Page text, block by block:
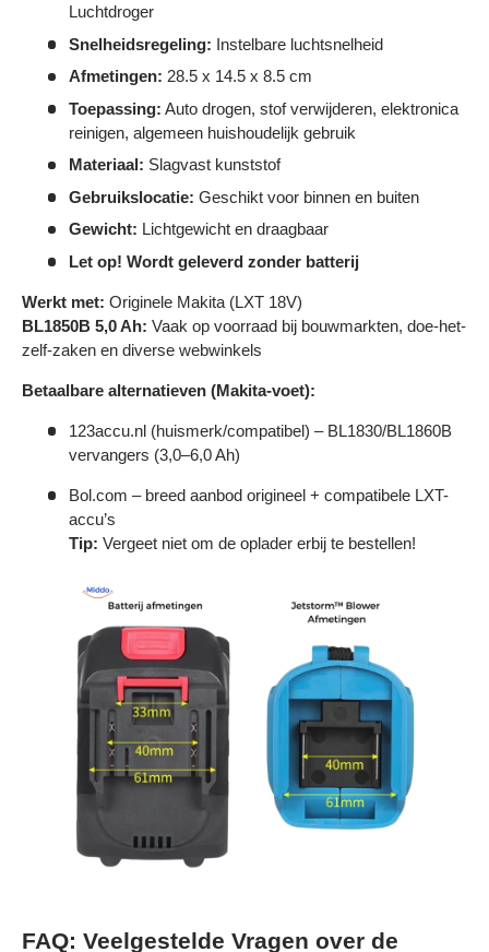
Luchtdroger
Snelheidsregeling: Instelbare luchtsnelheid
Afmetingen: 28.5 x 14.5 x 8.5 cm
Toepassing: Auto drogen, stof verwijderen, elektronica
reinigen, algemeen huishoudelijk gebruik
Materiaal: Slagvast kunststof
Gebruikslocatie: Geschikt voor binnen en buiten
Gewicht: Lichtgewicht en draagbaar
Let op! Wordt geleverd zonder batterij
Werkt met: Originele Makita (LXT 18V)
BL1850B 5,0 Ah: Vaak op voorraad bij bouwmarkten, doe-het-
zelf-zaken en diverse webwinkels
Betaalbare alternatieven (Makita-voet):
123accu.nl (huismerk/compatibel) – BL1830/BL1860B
vervangers (3,0–6,0 Ah)
Bol.com – breed aanbod origineel + compatibele LXT-
accu’s
Tip: Vergeet niet om de oplader erbij te bestellen!
FAQ: Veelgestelde Vragen over de